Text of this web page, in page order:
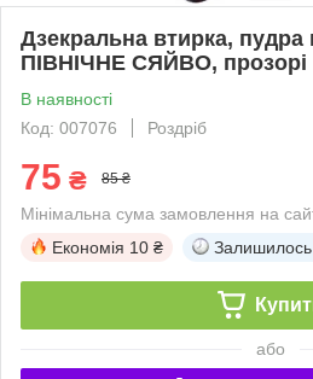
Дзекральна втирка, пудра
ПІВНІЧНЕ СЯЙВО,
В наявності
Код: 007076
Роздріб
75 ₴ 85 ₴
Мінімальна сума замовлення на
Економія 10 ₴ Залишилось
або